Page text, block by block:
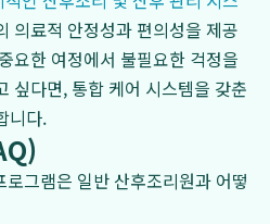
의료적 안정성과 편의성을 제공
요한 여정에서 불필요한 걱정을
싶다면, 통합 케어 시스템을 갖춘
니다.
그램은 일반 산후조리원과 어떻